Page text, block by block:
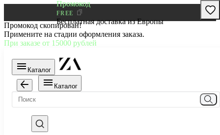
Промокод
FREE
Бесплатная доставка из Европы
Промокод скопирован!
Примените на стадии оформления заказа.
При заказе от 15000 рублей
Каталог
Каталог